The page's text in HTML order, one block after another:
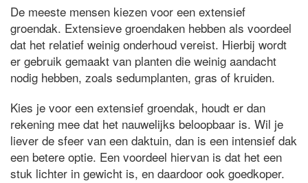
De meeste mensen kiezen voor een extensief
groendak. Extensieve groendaken hebben als voordeel
dat het relatief weinig onderhoud vereist. Hierbij wordt
er gebruik gemaakt van planten die weinig aandacht
nodig hebben, zoals sedumplanten, gras of kruiden.
Kies je voor een extensief groendak, houdt er dan
rekening mee dat het nauwelijks beloopbaar is. Wil je
liever de sfeer van een daktuin, dan is een intensief dak
een betere optie. Een voordeel hiervan is dat het een
stuk lichter in gewicht is, en daardoor ook goedkoper.